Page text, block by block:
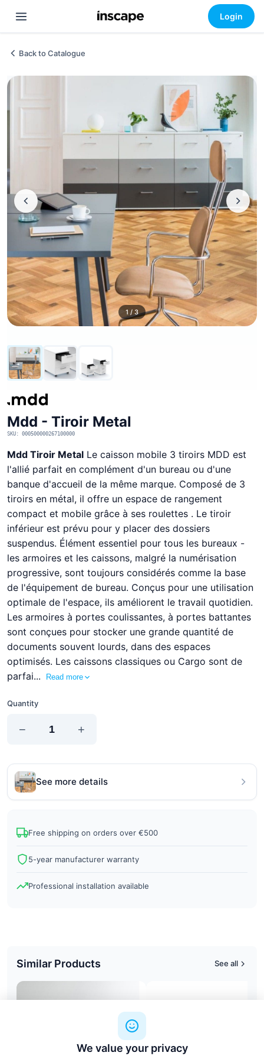
Login
Back to Catalogue
1 / 3
Mdd - Tiroir Metal
SKU: 000500000267100000
Mdd Tiroir Metal Le caisson mobile 3 tiroirs MDD est
l'allié parfait en complément d'un bureau ou d'une
banque d'accueil de la même marque. Composé de 3
tiroirs en métal, il offre un espace de rangement
compact et mobile grâce à ses roulettes . Le tiroir
inférieur est prévu pour y placer des dossiers
suspendus. Élément essentiel pour tous les bureaux -
les armoires et les caissons, malgré la numérisation
progressive, sont toujours considérés comme la base
de l'équipement de bureau. Conçus pour une utilisation
optimale de l'espace, ils améliorent le travail quotidien.
Les armoires à portes coulissantes, à portes battantes
sont conçues pour stocker une grande quantité de
documents souvent lourds, dans des espaces
optimisés. Les caissons classiques ou Cargo sont de
parfai...
Read more
Quantity
− +
See more details
Free shipping on orders over €500
5-year manufacturer warranty
Professional installation available
Similar Products See all
We value your privacy